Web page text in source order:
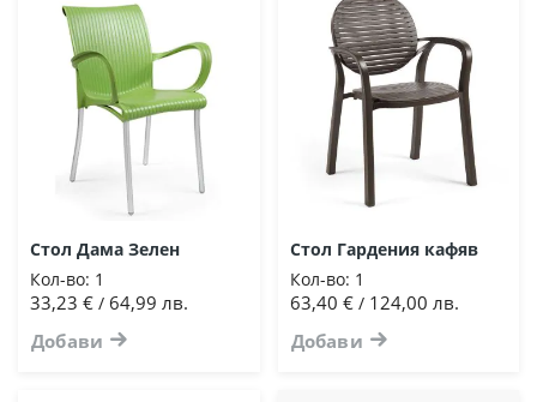
Стол Дама Зелен
Кол-во: 1
33,23 € / 64,99 лв.
Добави
Стол Гардения кафяв
Кол-во: 1
63,40 €/ 124,00 лв.
Добави